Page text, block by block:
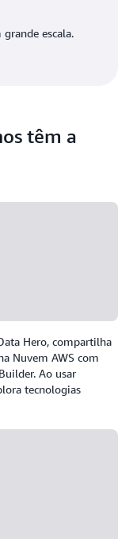
escala.
têm a
Hero, compartilha
Nuvem AWS com
Ao usar
tecnologias